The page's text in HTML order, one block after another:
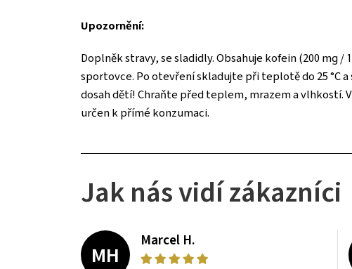
Upozornění:
Doplněk stravy, se sladidly. Obsahuje kofein (200 mg /
sportovce. Po otevření skladujte při teplotě do 25 °C
dosah dětí! Chraňte před teplem, mrazem a vlhkostí.
určen k přímé konzumaci.
Jak nás vidí zákazníci
MH
Marcel H.